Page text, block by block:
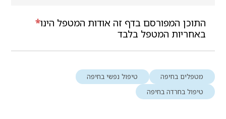
*התוכן המפורסם בדף זה אודות המטפל הינו
באחריות המטפל בלבד
מטפלים בחיפה
טיפול נפשי בחיפה
טיפול בחרדה בחיפה